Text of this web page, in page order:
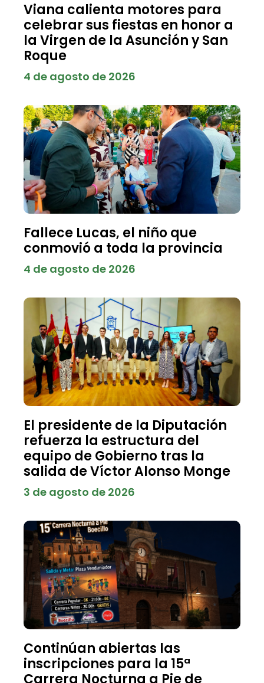
Viana calienta motores para
celebrar sus fiestas en honor a
la Virgen de la Asunción y San
Roque
4 de agosto de 2026
Fallece Lucas, el niño que
conmovió a toda la provincia
4 de agosto de 2026
El presidente de la Diputación
refuerza la estructura del
equipo de Gobierno tras la
salida de Víctor Alonso Monge
3 de agosto de 2026
Continúan abiertas las
inscripciones para la 15ª
Carrera Nocturna a Pie de